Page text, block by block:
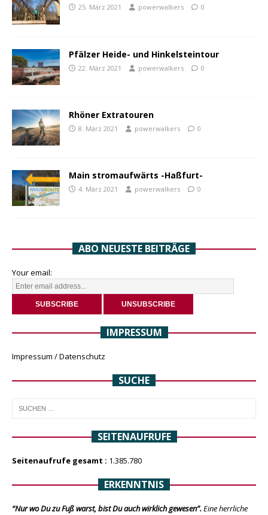
25. März 2021 powerwalkers 0
Pfälzer Heide- und Hinkelsteintour
22. März 2021 powerwalkers 0
Rhöner Extratouren
8. März 2021 powerwalkers 0
Main stromaufwärts -Haßfurt-
4. März 2021 powerwalkers 0
ABO NEUESTE BEITRÄGE
Your email:
IMPRESSUM
Impressum / Datenschutz
SUCHE
SEITENAUFRUFE
Seitenaufrufe gesamt : 1.385.780
ERKENNTNIS
“Nur wo Du zu Fuß warst, bist Du auch wirklich gewesen”.Eine herrliche